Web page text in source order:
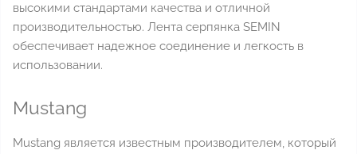
высокими стандартами качества и отличной
производительностью. Лента серпянка SEMIN
обеспечивает надежное соединение и легкость в
использовании.
Mustang
Mustang является известным производителем, который